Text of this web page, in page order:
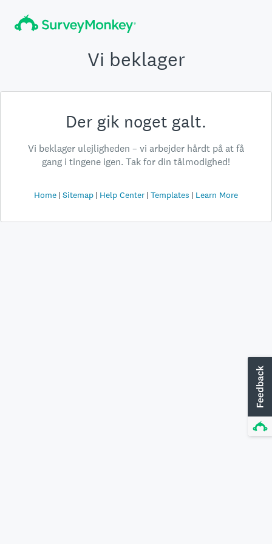
Vi beklager
Der gik noget galt.
Vi beklager ulejligheden – vi arbejder hårdt på at få
gang i tingene igen. Tak for din tålmodighed!
Home Sitemap Help Center Templates Learn More